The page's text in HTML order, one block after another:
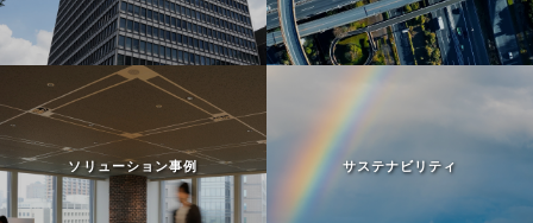
ソリューション事例 サステナビリティ